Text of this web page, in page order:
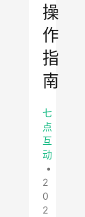
操
作
指
南
七
点
互
动
•
2
0
2